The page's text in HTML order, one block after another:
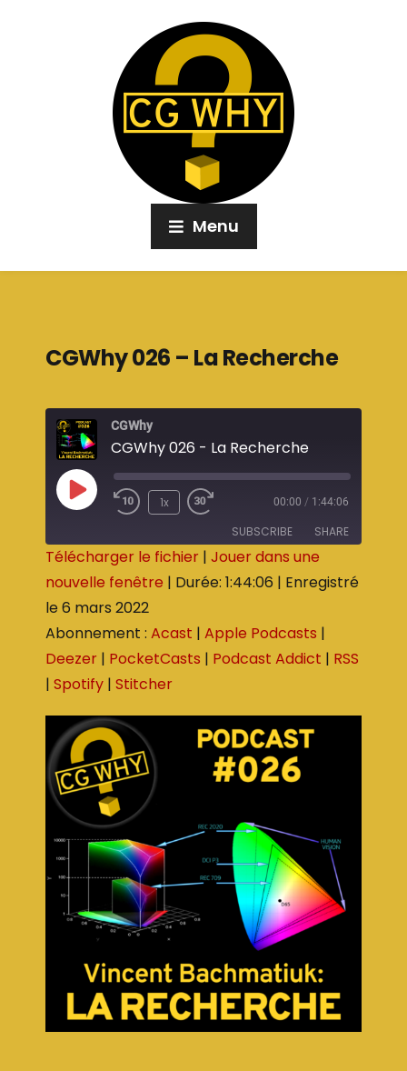
Menu
CGWhy 026 – La Recherche
CGWhy
CGWhy 026 - La Recherche
1x 00:00 / 1:44:06
SUBSCRIBE SHARE
Acast Apple Podcasts
Deezer
Podcast Addict RSS
Spotify Stitcher
RSS FEED
SHARE
EMBED
Télécharger le fichier | Jouer dans une
nouvelle fenêtre | Durée: 1:44:06 | Enregistré
le 6 mars 2022
Abonnement : Acast | Apple Podcasts |
Deezer | PocketCasts | Podcast Addict | RSS
| Spotify | Stitcher